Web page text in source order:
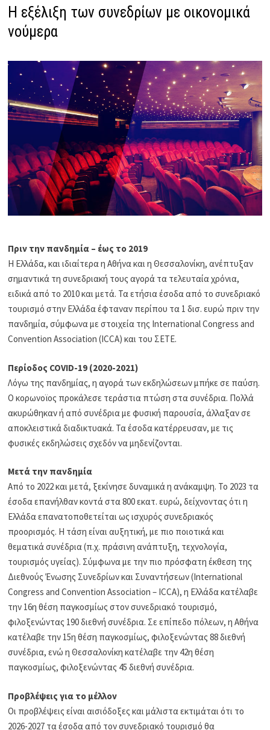
Η εξέλιξη των συνεδρίων με οικονομικά
νούμερα
Πριν την πανδημία – έως το 2019
Η Ελλάδα, και ιδιαίτερα η Αθήνα και η Θεσσαλονίκη, ανέπτυξαν
σημαντικά τη συνεδριακή τους αγορά τα τελευταία χρόνια,
ειδικά από το 2010 και μετά. Τα ετήσια έσοδα από το συνεδριακό
τουρισμό στην Ελλάδα έφταναν περίπου τα 1 δισ. ευρώ πριν την
πανδημία, σύμφωνα με στοιχεία της International Congress and
Convention Association (ICCA) και του ΣΕΤΕ.
Περίοδος COVID-19 (2020-2021)
Λόγω της πανδημίας, η αγορά των εκδηλώσεων μπήκε σε παύση.
Ο κορωνοϊος προκάλεσε τεράστια πτώση στα συνέδρια. Πολλά
ακυρώθηκαν ή από συνέδρια με φυσική παρουσία, άλλαξαν σε
αποκλειστικά διαδικτυακά. Τα έσοδα κατέρρευσαν, με τις
φυσικές εκδηλώσεις σχεδόν να μηδενίζονται.
Μετά την πανδημία
Από το 2022 και μετά, ξεκίνησε δυναμικά η ανάκαμψη. Το 2023 τα
έσοδα επανήλθαν κοντά στα 800 εκατ. ευρώ, δείχνοντας ότι η
Ελλάδα επανατοποθετείται ως ισχυρός συνεδριακός
προορισμός. Η τάση είναι αυξητική, με πιο ποιοτικά και
θεματικά συνέδρια (π.χ. πράσινη ανάπτυξη, τεχνολογία,
τουρισμός υγείας). Σύμφωνα με την πιο πρόσφατη έκθεση της
Διεθνούς Ένωσης Συνεδρίων και Συναντήσεων (International
Congress and Convention Association – ICCA), η Ελλάδα κατέλαβε
την 16η θέση παγκοσμίως στον συνεδριακό τουρισμό,
φιλοξενώντας 190 διεθνή συνέδρια. Σε επίπεδο πόλεων, η Αθήνα
κατέλαβε την 15η θέση παγκοσμίως, φιλοξενώντας 88 διεθνή
συνέδρια, ενώ η Θεσσαλονίκη κατέλαβε την 42η θέση
παγκοσμίως, φιλοξενώντας 45 διεθνή συνέδρια.
Προβλέψεις για το μέλλον
Οι προβλέψεις είναι αισιόδοξες και μάλιστα εκτιμάται ότι το
2026-2027 τα έσοδα από τον συνεδριακό τουρισμό θα